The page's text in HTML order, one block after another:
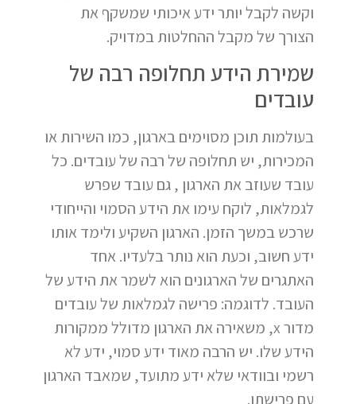
וקשה לקבל יותר ידע איכותי שמשקף את
הצורך של מקבל ההחלטות במדויק.
שמירת הידע תחלופה רבה של
עובדים
בעולמות תוכן מסוימים בארגון, כמו השירות או
המכירות, יש תחלופה של רבה של עובדים. כל
עובד שעוזב את הארגון , גם עובד שפרש
לגמלאות, לוקח עימו את הידע הסמוי והייחודי
שרכש במשך הזמן. הארגון השקיע ולימד אותו
ידע חשוב, וכעת הוא נותר בלעדיו. אחד
האתגרים של הארגונים הוא לשמר את הידע של
העובד. לדוגמה: פרישה לגמלאות של עובדים
מדור x, משאירה את הארגון מדולל ממקורות
הידע שלו. יש הרבה מאוד ידע סמוי, ידע לא
רשמי ובוודאי שלא ידע מתועד, שמאבד הארגון
עם פרישתו.